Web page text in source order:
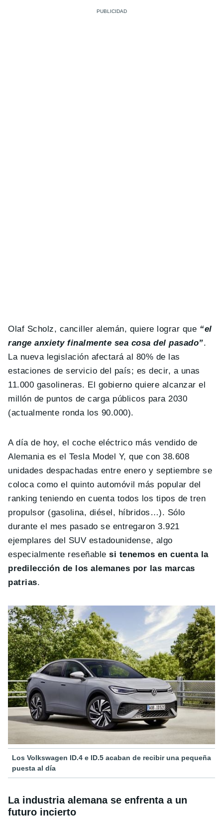
Olaf Scholz, canciller alemán, quiere lograr que “el
range anxiety finalmente sea cosa del pasado”.
La nueva legislación afectará al 80% de las
estaciones de servicio del país; es decir, a unas
11.000 gasolineras. El gobierno quiere alcanzar el
millón de puntos de carga públicos para 2030
(actualmente ronda los 90.000).
A día de hoy, el coche eléctrico más vendido de
Alemania es el Tesla Model Y, que con 38.608
unidades despachadas entre enero y septiembre se
coloca como el quinto automóvil más popular del
ranking teniendo en cuenta todos los tipos de tren
propulsor (gasolina, diésel, híbridos…). Sólo
durante el mes pasado se entregaron 3.921
ejemplares del SUV estadounidense, algo
especialmente reseñable si tenemos en cuenta la
predilección de los alemanes por las marcas
patrias.
Los Volkswagen ID.4 e ID.5 acaban de recibir una pequeña
puesta al día
La industria alemana se enfrenta a un
futuro incierto